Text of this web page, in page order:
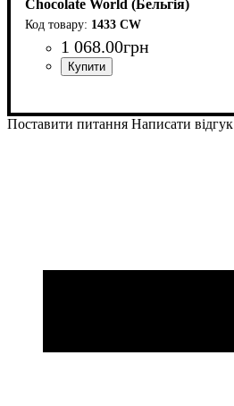
Chocolate World (Бельгія)
1433 CW
1 068.00грн
Поставити питання Написати відгук